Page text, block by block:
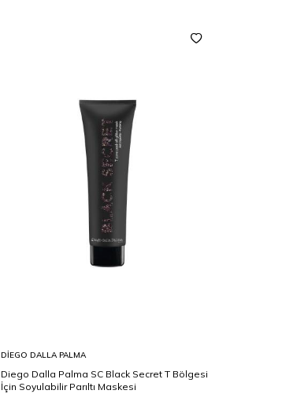
DIEGO DALLA PALMA
Diego Dalla Palma SC Black Secret T Bölgesi
İçin Soyulabilir Parıltı Maskesi